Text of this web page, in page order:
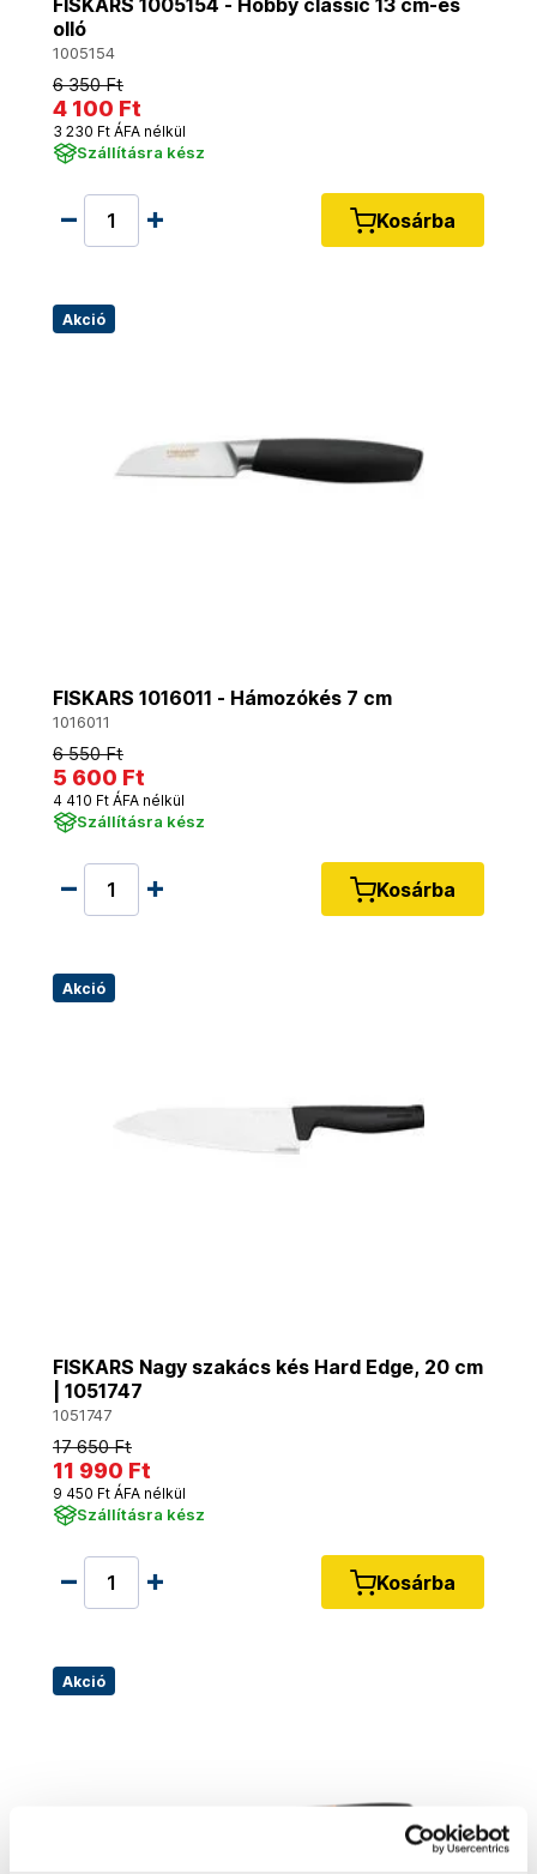
FISKARS 1005154 - Hobby classic 13 cm-es
olló
1005154
6 350 Ft
4 100 Ft
3 230 Ft ÁFA nélkül
Szállításra kész
Kosárba
Akció
FISKARS 1016011 - Hámozókés 7 cm
1016011
6 550 Ft
5 600 Ft
4 410 Ft ÁFA nélkül
Szállításra kész
Kosárba
Akció
FISKARS Nagy szakács kés Hard Edge, 20 cm
| 1051747
1051747
17 650 Ft
11 990 Ft
9 450 Ft ÁFA nélkül
Szállításra kész
Kosárba
Akció